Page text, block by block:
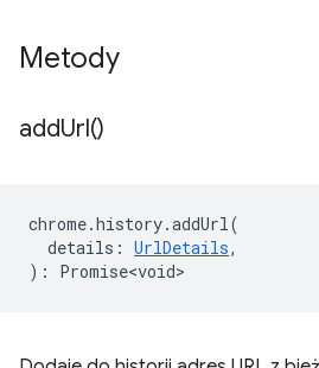
Metody
addUrl()
chrome.history.addUrl(
details : UrlDetails,
) : Promise<void>